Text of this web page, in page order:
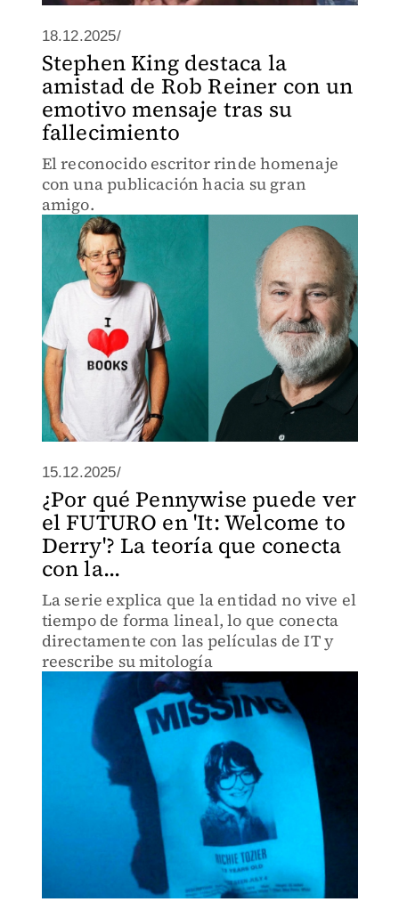
18.12.2025/
Stephen King destaca la
amistad de Rob Reiner con un
emotivo mensaje tras su
fallecimiento
El reconocido escritor rinde homenaje
con una publicación hacia su gran
amigo.
15.12.2025/
¿Por qué Pennywise puede ver
el FUTURO en 'It: Welcome to
Derry'? La teoría que conecta
con la...
La serie explica que la entidad no vive el
tiempo de forma lineal, lo que conecta
directamente con las películas de IT y
reescribe su mitología